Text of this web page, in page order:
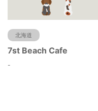
北海道
7st Beach Cafe
-